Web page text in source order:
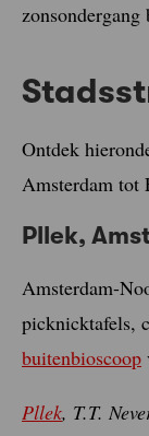
Ontdek
Amsterdam tot
Pllek,
Amsterdam-
picknicktafels,
buitenbioscoop
Pllek, T.T.